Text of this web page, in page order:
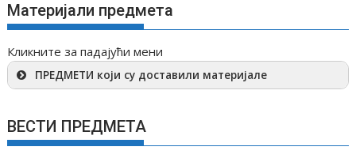
Материјали предмета
Кликните за падајући мени
ПРЕДМЕТИ који су доставили материјале
ВЕСТИ ПРЕДМЕТА